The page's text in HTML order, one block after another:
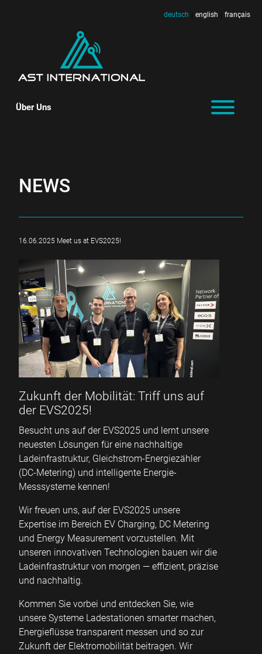
deutsch english français
Über Uns
NEWS
16.06.2025 Meet us at EVS2025!
Zukunft der Mobilität: Triff uns auf
der EVS2025!
Besucht uns auf der EVS2025 und lernt unsere
neuesten Lösungen für eine nachhaltige
Ladeinfrastruktur, Gleichstrom-Energiezähler
(DC-Metering) und intelligente Energie-
Messsysteme kennen!
Wir freuen uns, auf der EVS2025 unsere
Expertise im Bereich EV Charging, DC Metering
und Energy Measurement vorzustellen. Mit
unseren innovativen Technologien bauen wir die
Ladeinfrastruktur von morgen — effizient, präzise
und nachhaltig.
Kommen Sie vorbei und entdecken Sie, wie
unsere Systeme Ladestationen smarter machen,
Energieflüsse transparent messen und so zur
Zukunft der Elektromobilität beitragen. Wir